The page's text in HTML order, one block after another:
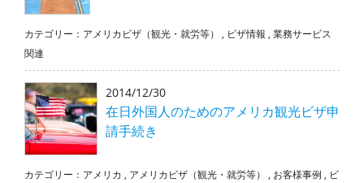
カテゴリー： アメリカビザ（観光・就労等） , ビザ情報 , 業務サービス
関連
2014/12/30
在日外国人のためのアメリカ観光ビザ申
請手続き
カテゴリー： アメリカ , アメリカビザ（観光・就労等） , お客様事例 , ビ